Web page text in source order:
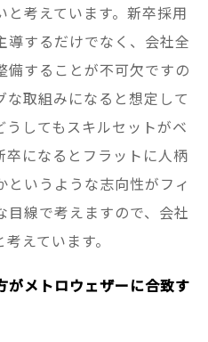
考えています。新卒採用
導するだけでなく、会社全
備することが不可欠ですの
取組みになると想定して
してもスキルセットがベ
卒になるとフラットに人柄
いうような志向性がフィ
目線で考えますので、会社
えています。
がメトロウェザーに合致す